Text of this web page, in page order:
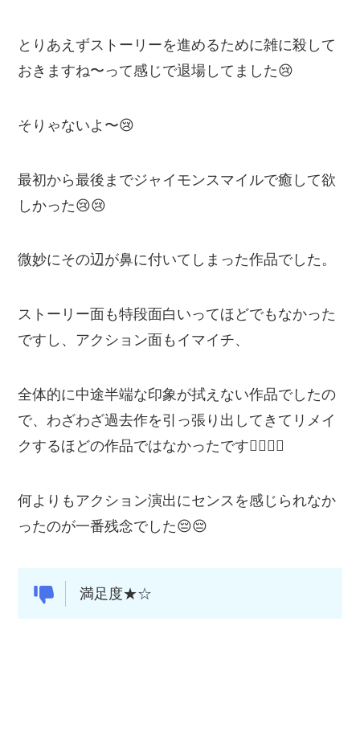
とりあえずストーリーを進めるために雑に殺して
おきますね〜って感じで退場してました😢
そりゃないよ〜😢
最初から最後までジャイモンスマイルで癒して欲
しかった😢😢
微妙にその辺が鼻に付いてしまった作品でした。
ストーリー面も特段面白いってほどでもなかった
ですし、アクション面もイマイチ、
全体的に中途半端な印象が拭えない作品でしたの
で、わざわざ過去作を引っ張り出してきてリメイ
クするほどの作品ではなかったです🙅‍♂️🙅‍♂️
何よりもアクション演出にセンスを感じられなか
ったのが一番残念でした😔😔
満足度★☆